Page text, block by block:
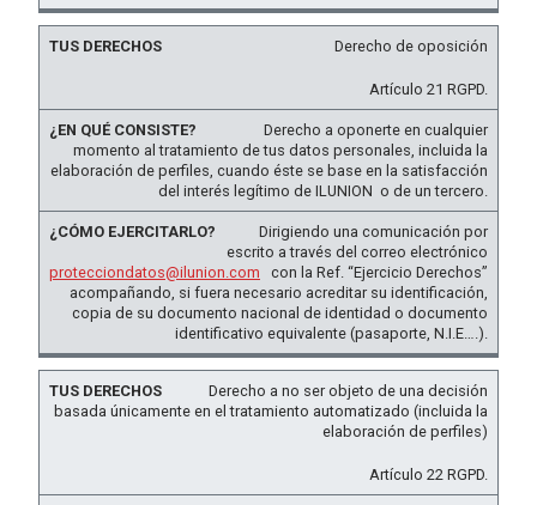
Derecho de oposición
Artículo 21 RGPD.
Derecho a oponerte en cualquier
momento al tratamiento de tus datos personales, incluida la
elaboración de perfiles, cuando éste se base en la satisfacción
del interés legítimo de ILUNION o de un tercero.
Dirigiendo una comunicación por
escrito a través del correo electrónico
protecciondatos@ilunion.com con la Ref. “Ejercicio Derechos”
acompañando, si fuera necesario acreditar su identificación,
copia de su documento nacional de identidad o documento
identificativo equivalente (pasaporte, N.I.E….).
Derecho a no ser objeto de una decisión
basada únicamente en el tratamiento automatizado (incluida la
elaboración de perfiles)
Artículo 22 RGPD.